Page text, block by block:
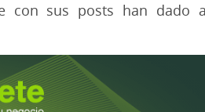
con sus posts han dado